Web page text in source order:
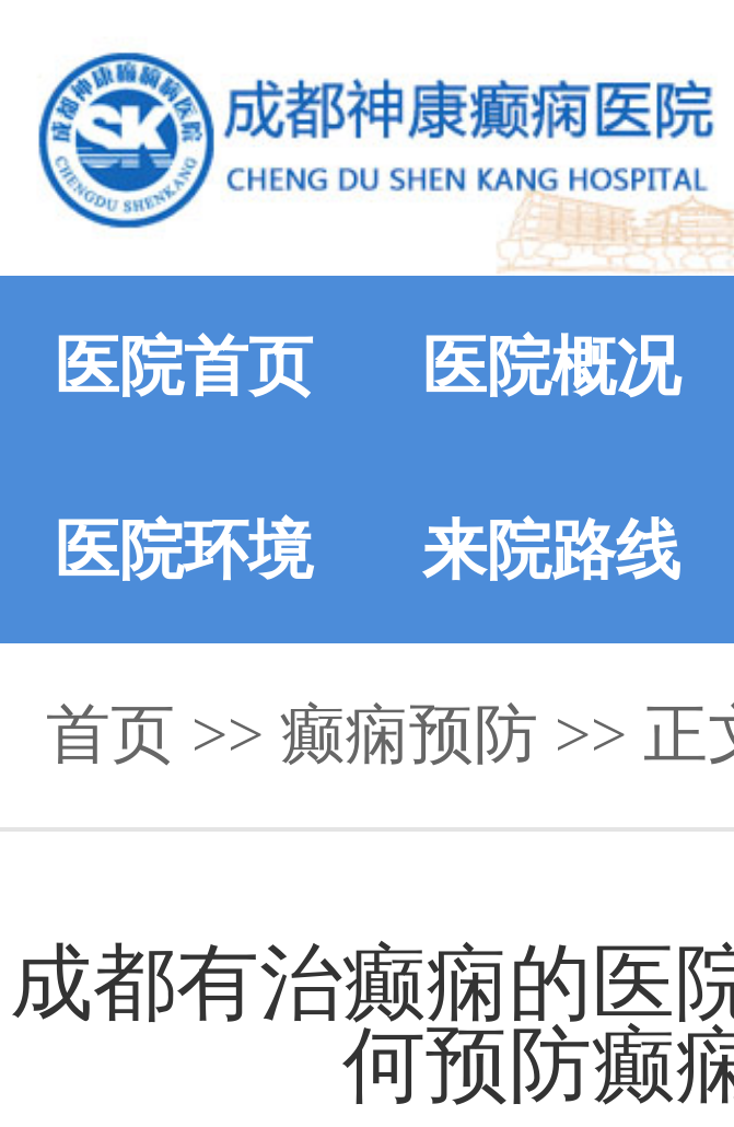
医院首页 医院概况
医院环境 来院路线
首页 >> 癫痫预防 >> 正
成都有治癫痫的医
何预防癫